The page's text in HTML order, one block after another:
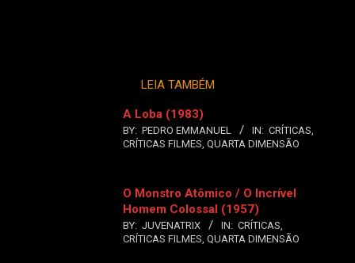
LEIA TAMBÉM
A Loba (1983)
BY: PEDRO EMMANUEL IN: CRÍTICAS
CRÍTICAS FILMES QUARTA DIMENSÃO
O Monstro Atômico / O Incrível
Homem Colossal (1957)
BY: JUVENATRIX IN: CRÍTICAS
CRÍTICAS FILMES QUARTA DIMENSÃO